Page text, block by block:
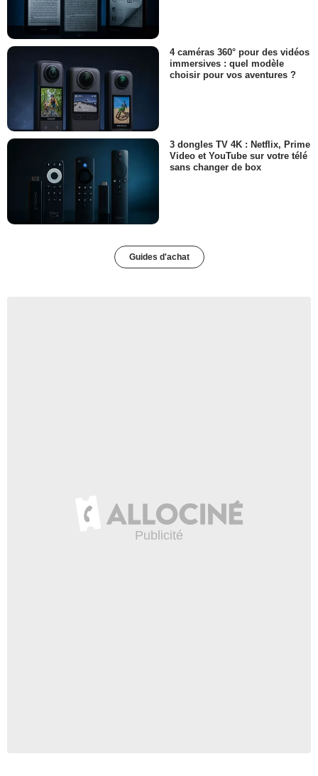
4 caméras 360° pour des vidéos
immersives : quel modèle
choisir pour vos aventures ?
3 dongles TV 4K : Netflix, Prime
Video et YouTube sur votre télé
sans changer de box
Guides d'achat